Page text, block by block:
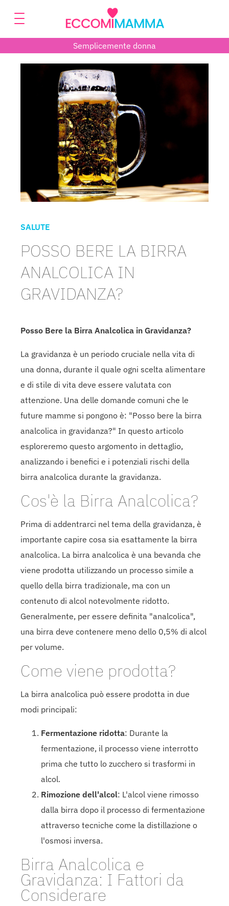
Semplicemente donna
SALUTE
POSSO BERE LA BIRRA
ANALCOLICA IN
GRAVIDANZA?
Posso Bere la Birra Analcolica in Gravidanza?
La gravidanza è un periodo cruciale nella vita di
una donna, durante il quale ogni scelta alimentare
e di stile di vita deve essere valutata con
attenzione. Una delle domande comuni che le
future mamme si pongono è: "Posso bere la birra
analcolica in gravidanza?" In questo articolo
esploreremo questo argomento in dettaglio,
analizzando i benefici e i potenziali rischi della
birra analcolica durante la gravidanza.
Cos'è la Birra Analcolica?
Prima di addentrarci nel tema della gravidanza, è
importante capire cosa sia esattamente la birra
analcolica. La birra analcolica è una bevanda che
viene prodotta utilizzando un processo simile a
quello della birra tradizionale, ma con un
contenuto di alcol notevolmente ridotto.
Generalmente, per essere definita "analcolica",
una birra deve contenere meno dello 0,5% di alcol
per volume.
Come viene prodotta?
La birra analcolica può essere prodotta in due
modi principali:
Fermentazione ridotta: Durante la
fermentazione, il processo viene interrotto
prima che tutto lo zucchero si trasformi in
alcol.
Rimozione dell'alcol: L'alcol viene rimosso
dalla birra dopo il processo di fermentazione
attraverso tecniche come la distillazione o
l'osmosi inversa.
Birra Analcolica e
Gravidanza: I Fattori da
Considerare